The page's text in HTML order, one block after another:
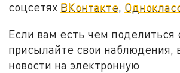
соцсетях ВКонтакте
Если вам есть чем поделиться
присылайте свои наблюдения,
новости на электронную